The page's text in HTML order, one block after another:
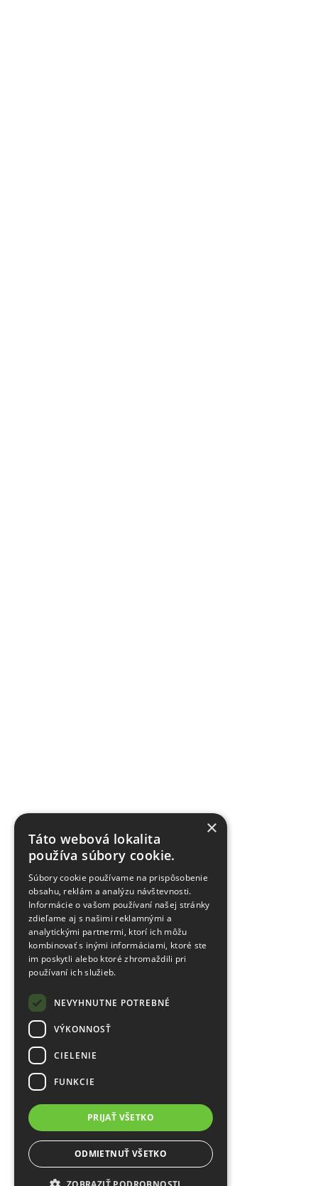
×
Táto webová lokalita
používa súbory cookie.
Súbory cookie používame na prispôsobenie
obsahu, reklám a analýzu návštevnosti.
Informácie o vašom používaní našej stránky
zdieľame aj s našimi reklamnými a
analytickými partnermi, ktorí ich môžu
kombinovať s inými informáciami, ktoré ste
im poskytli alebo ktoré zhromaždili pri
používaní ich služieb.
NEVYHNUTNE POTREBNÉ
VÝKONNOSŤ
CIELENIE
FUNKCIE
PRIJAŤ VŠETKO
ODMIETNUŤ VŠETKO